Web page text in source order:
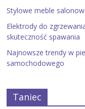
Stylowe meble
Elektrody do
skuteczność spawania
Najnowsze trendy w
samochodowego
Taniec